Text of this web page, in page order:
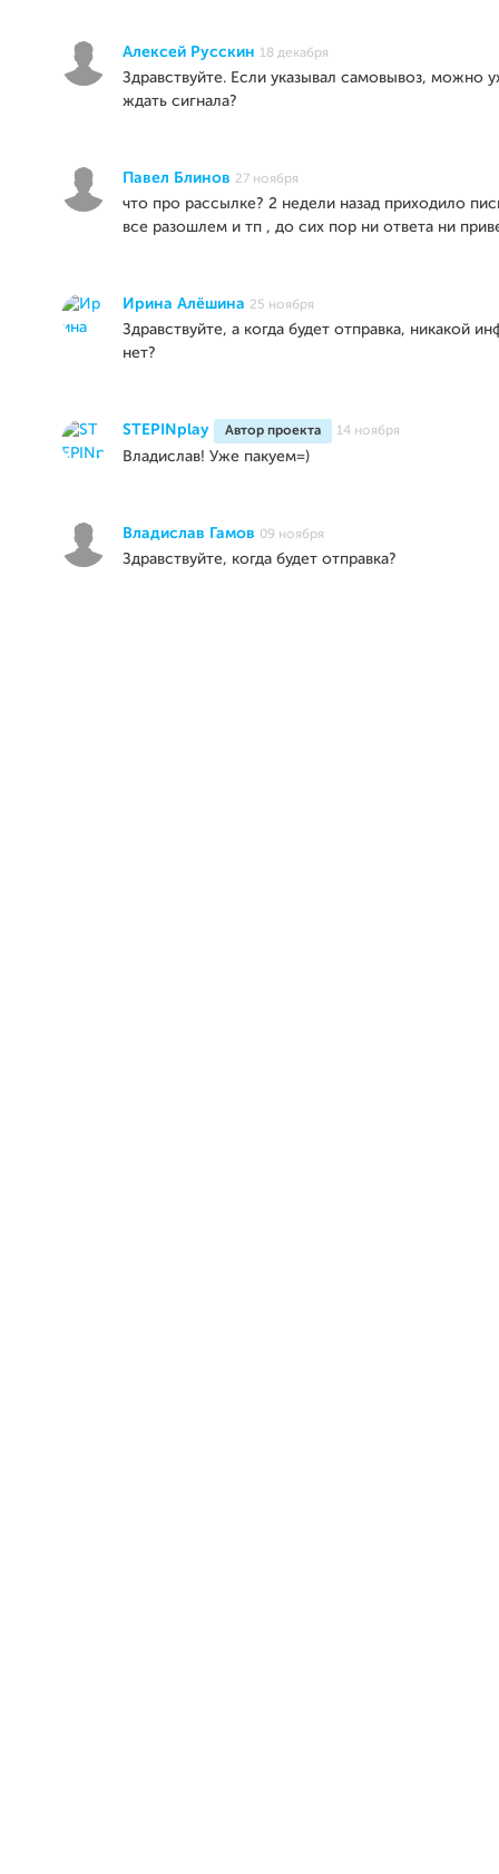
Алексей Русскин 18 декабря
Здравствуйте. Если указывал самовывоз, можно
ждать сигнала?
Павел Блинов 27 ноября
что про рассылке? 2 недели назад приходило
все разошлем и тп , до сих пор ни ответа ни
Ирина Алёшина 25 ноября
Здравствуйте, а когда будет отправка, никакой
нет?
STEPINplay Автор проекта 14 ноября
Владислав! Уже пакуем=)
Владислав Гамов 09 ноября
Здравствуйте, когда будет отправка?